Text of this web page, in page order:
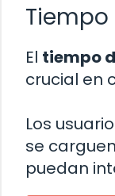
El tiempo
crucial en
Los
se
puedan